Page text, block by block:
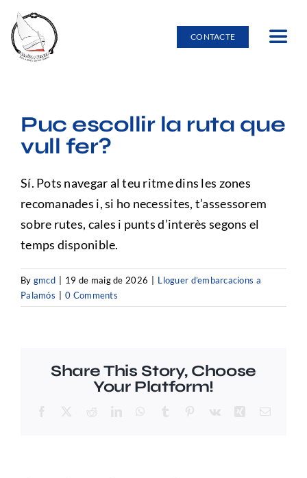
Skip
to
content
CONTACTE
Toggle
Lloguer d’embarcacions
Burricleta
Entorn natural
Escola nàutica
Puc escollir la ruta que
vull fer?
Sí. Pots navegar al teu ritme dins les zones
recomanades i, si ho necessites, t’assessorem
sobre rutes, cales i punts d’interès segons el
temps disponible.
By gmcd | 19 de maig de 2026 | Lloguer d’embarcacions a
Palamós | 0 Comments
Share This Story, Choose
Your Platform!
Facebook RedditLinkedInWhatsApp
Tumblr Pinterest
Vk XingEmail